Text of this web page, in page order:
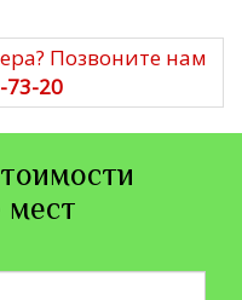
Позвоните нам
73-20
мест